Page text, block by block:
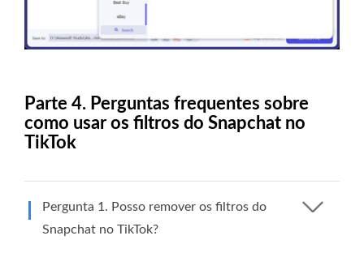
Parte 4. Perguntas frequentes sobre
como usar os filtros do Snapchat no
TikTok
Pergunta 1. Posso remover os filtros do
Snapchat no TikTok?